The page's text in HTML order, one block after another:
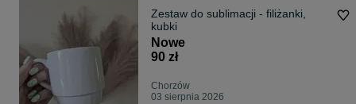
Zestaw do sublimacji - filiżanki,
kubki
Nowe
90 zł
Chorzów
03 sierpnia 2026